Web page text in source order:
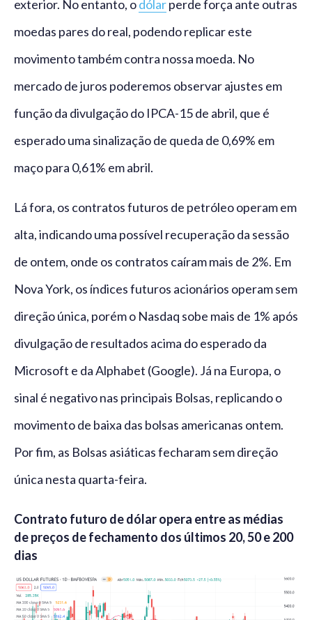
exterior. No entanto, odólarperde força ante outras
moedas pares do real, podendo replicar este
movimento também contra nossa moeda. No
mercado de juros poderemos observar ajustes em
função da divulgação do IPCA-15 de abril, que é
esperado uma sinalização de queda de 0,69% em
maço para 0,61% em abril.
Lá fora, os contratos futuros de petróleo operam em
alta, indicando uma possível recuperação da sessão
de ontem, onde os contratos caíram mais de 2%. Em
Nova York, os índices futuros acionários operam sem
direção única, porém o Nasdaq sobe mais de 1% após
divulgação de resultados acima do esperado da
Microsoft e da Alphabet (Google). Já na Europa, o
sinal é negativo nas principais Bolsas, replicando o
movimento de baixa das bolsas americanas ontem.
Por fim, as Bolsas asiáticas fecharam sem direção
única nesta quarta-feira.
Contrato futuro de dólar opera entre as médias
de preços de fechamento dos últimos 20, 50 e 200
dias